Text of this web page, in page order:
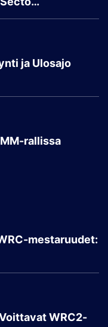
ja Ulosajo
rallissa
mestaruudet:
WRC2-